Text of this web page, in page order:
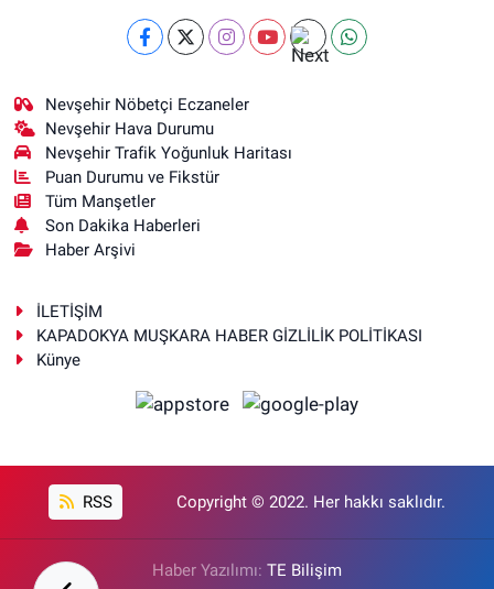
Nevşehir Nöbetçi Eczaneler
Nevşehir Hava Durumu
Nevşehir Trafik Yoğunluk Haritası
Puan Durumu ve Fikstür
Tüm Manşetler
Son Dakika Haberleri
Haber Arşivi
İLETİŞİM
KAPADOKYA MUŞKARA HABER GİZLİLİK POLİTİKASI
Künye
RSS Copyright © 2022. Her hakkı saklıdır.
Haber Yazılımı: TE Bilişim